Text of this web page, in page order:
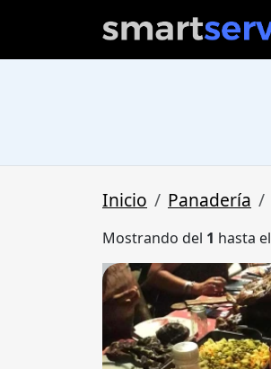
Inicio Panadería
Mostrando del 1 hasta el